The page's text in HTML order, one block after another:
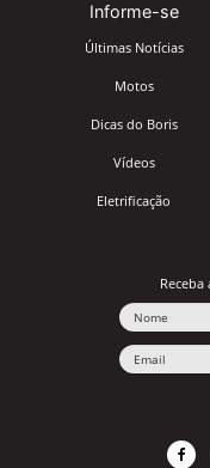
Informe-se
Últimas Notícias
Motos
Dicas do Boris
Vídeos
Eletrificação